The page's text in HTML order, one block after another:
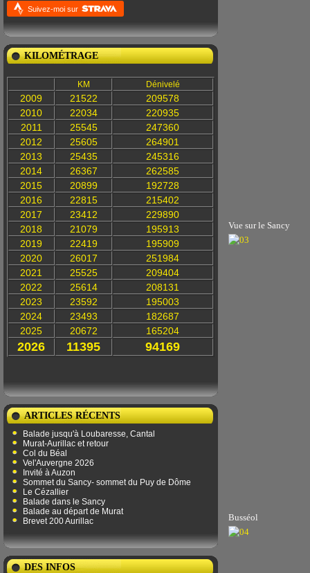
Suivez-moi sur
KILOMÉTRAGE
KM Dénivelé
2009 21522
209578
2010
22034
220935
2011
25545
247360
2012
25605
264901
2013
25435
245316
2014
26367
262585
2015
20899
192728
2016
22815
215402
2017
23412
229890
2018
21079
195913
2019
22419
195909
2020
26017
251984
2021
25525
209404
2022
25614
208131
2023
23592
195003
2024
23493
182687
2025
20672 165204
2026 11395 94169
ARTICLES RÉCENTS
Balade jusqu'à Loubaresse, Cantal
Murat-Aurillac et retour
Col du Béal
Vel'Auvergne 2026
Invité à Auzon
Sommet du Sancy- sommet du Puy de Dôme
Le Cézallier
Balade dans le Sancy
Balade au départ de Murat
Brevet 200 Aurillac
DES INFOS
Vue sur le Sancy
Busséol